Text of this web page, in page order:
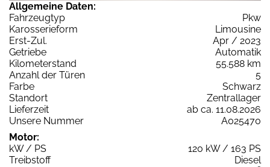
Allgemeine Daten:
Fahrzeugtyp
Pkw
Karosserieform
Limousine
Erst-Zul.
Apr / 2023
Getriebe
Automatik
Kilometerstand
55.588 km
Anzahl der Türen
5
Farbe
Schwarz
Standort
Zentrallager
Lieferzeit
ab ca. 11.08.2026
Unsere Nummer
A025470
Motor:
kW / PS
120 kW / 163 PS
Treibstoff
Diesel